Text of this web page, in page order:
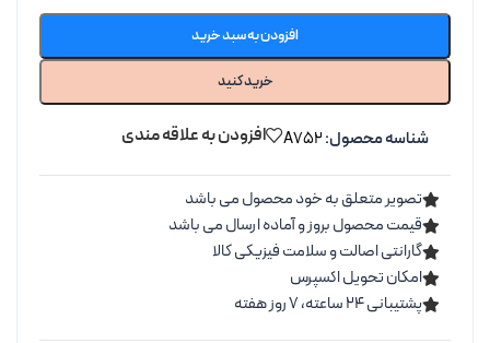
افزودن به سبد خرید
خرید کنید
شناسه محصول:A752 افزودن به علاقه مندی
تصویر متعلق به خود محصول می باشد
قیمت محصول بروز و آماده ارسال می باشد
گارانتی اصالت و سلامت فیزیکی کالا
امکان تحویل اکسپرس
پشتیبانی ۲۴ ساعته، ۷ روز هفته